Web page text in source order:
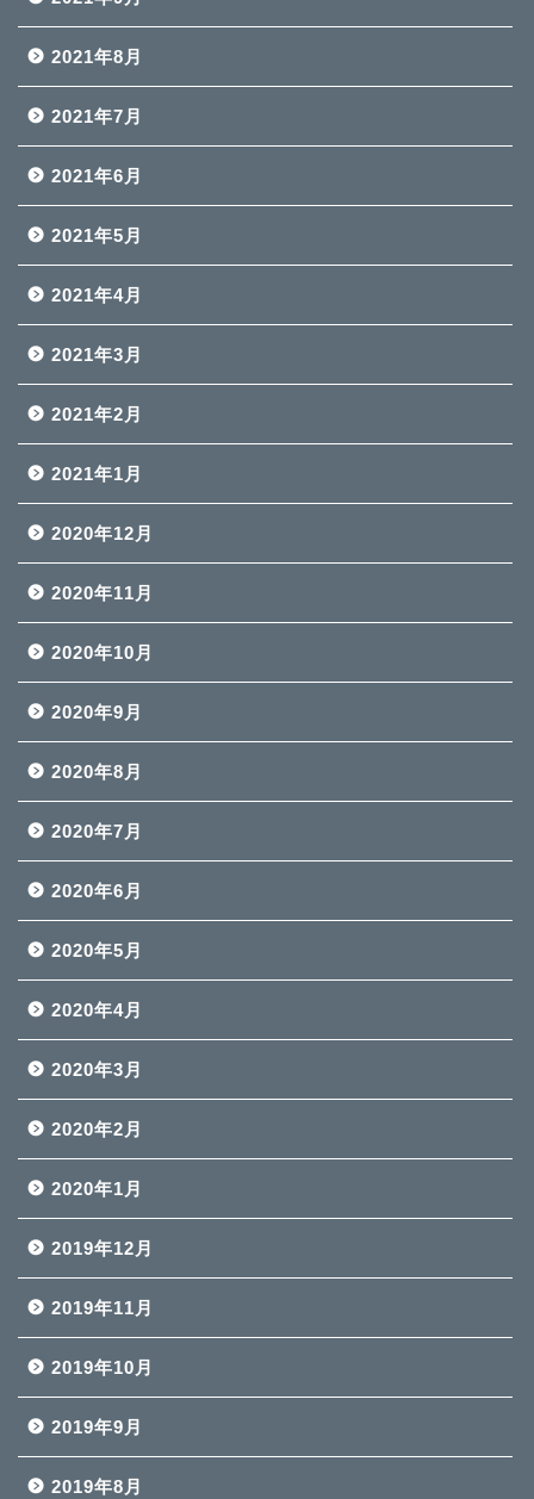
2021年8月
2021年7月
2021年6月
2021年5月
2021年4月
2021年3月
2021年2月
2021年1月
2020年12月
2020年11月
2020年10月
2020年9月
2020年8月
2020年7月
2020年6月
2020年5月
2020年4月
2020年3月
2020年2月
2020年1月
2019年12月
2019年11月
2019年10月
2019年9月
2019年8月